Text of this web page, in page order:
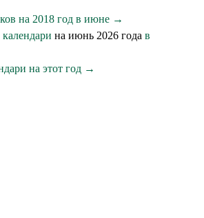
на 2018 год в июне →
на июнь 2026 года в
на этот год →